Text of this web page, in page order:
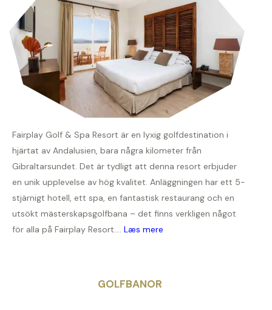
Fairplay Golf & Spa Resort är en lyxig golfdestination i
hjärtat av Andalusien, bara några kilometer från
Gibraltarsundet. Det är tydligt att denna resort erbjuder
en unik upplevelse av hög kvalitet. Anläggningen har ett 5-
stjärnigt hotell, ett spa, en fantastisk restaurang och en
utsökt mästerskapsgolfbana – det finns verkligen något
för alla på Fairplay Resort.... Læs mere
GOLFBANOR